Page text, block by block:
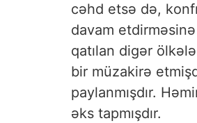
cəhd etsə də,
davam
qatılan digər
bir müzakirə
paylanmışdır.
əks tapmışdır.